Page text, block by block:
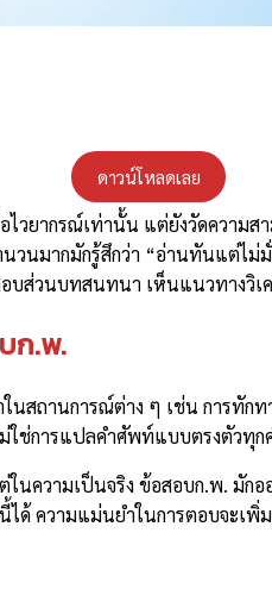
ดาวน์โหลดเลย
ยากรณ์เท่านั้น แต่ยังวัดความส
วนมากมักรู้สึกว่า “อ่านทันแต่
บส่วนบทสนทนา เห็นแนวทาง
ก.พ.
ถานการณ์ต่าง ๆ เช่น การทัก
ช่การแปลคำศัพท์แบบตรงตัวทุ
นความเป็นจริง ข้อสอบก.พ. มั
ด้ ความแม่นยำในการตอบจะเพิ่